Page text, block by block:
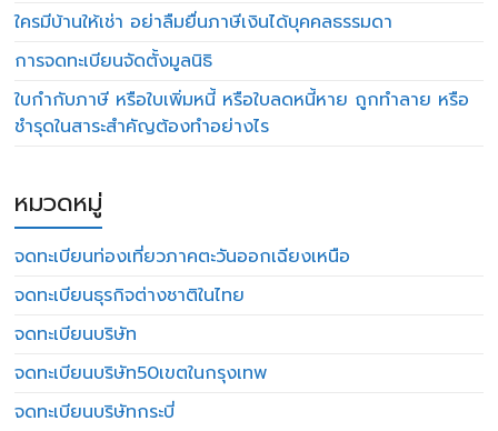
ใครมีบ้านให้เช่า อย่าลืมยื่นภาษีเงินได้บุคคลธรรมดา
การจดทะเบียนจัดตั้งมูลนิธิ
ใบกำกับภาษี หรือใบเพิ่มหนี้ หรือใบลดหนี้หาย ถูกทำลาย หรือ
ชำรุดในสาระสำคัญต้องทำอย่างไร
หมวดหมู่
จดทะเบียนท่องเที่ยวภาคตะวันออกเฉียงเหนือ
จดทะเบียนธุรกิจต่างชาติในไทย
จดทะเบียนบริษัท
จดทะเบียนบริษัท50เขตในกรุงเทพ
จดทะเบียนบริษัทกระบี่